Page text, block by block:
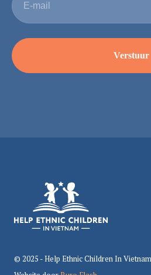
E-mail
Verstuur
© 2025 - Help Ethnic Children In Vietnam